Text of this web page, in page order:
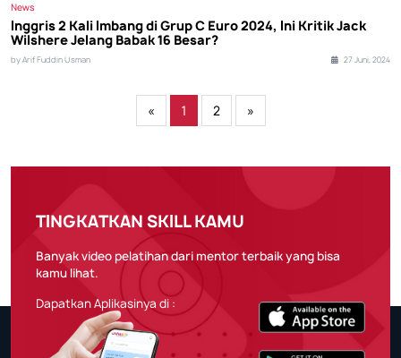
News
Inggris 2 Kali Imbang di Grup C Euro 2024, Ini Kritik Jack
Wilshere Jelang Babak 16 Besar?
by Arif Fuddin Usman 27 Juni, 2024
« 1 2 »
TINGKATKAN SKILL KAMU
Banyak video pelatihan dari mentor terbaik yang bisa
kamu lihat.
Dapatkan Aplikasinya di :